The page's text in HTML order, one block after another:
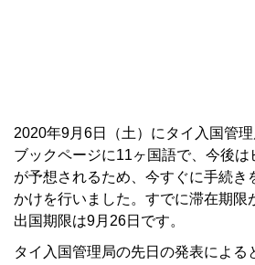
2020年9月6日（土）にタイ入国管
ブックページに11ヶ国語で、今後
が予想されるため、今すぐに手続き
かけを行いました。すでに滞在期限
出国期限は9月26日です。
タイ入国管理局の先日の発表による